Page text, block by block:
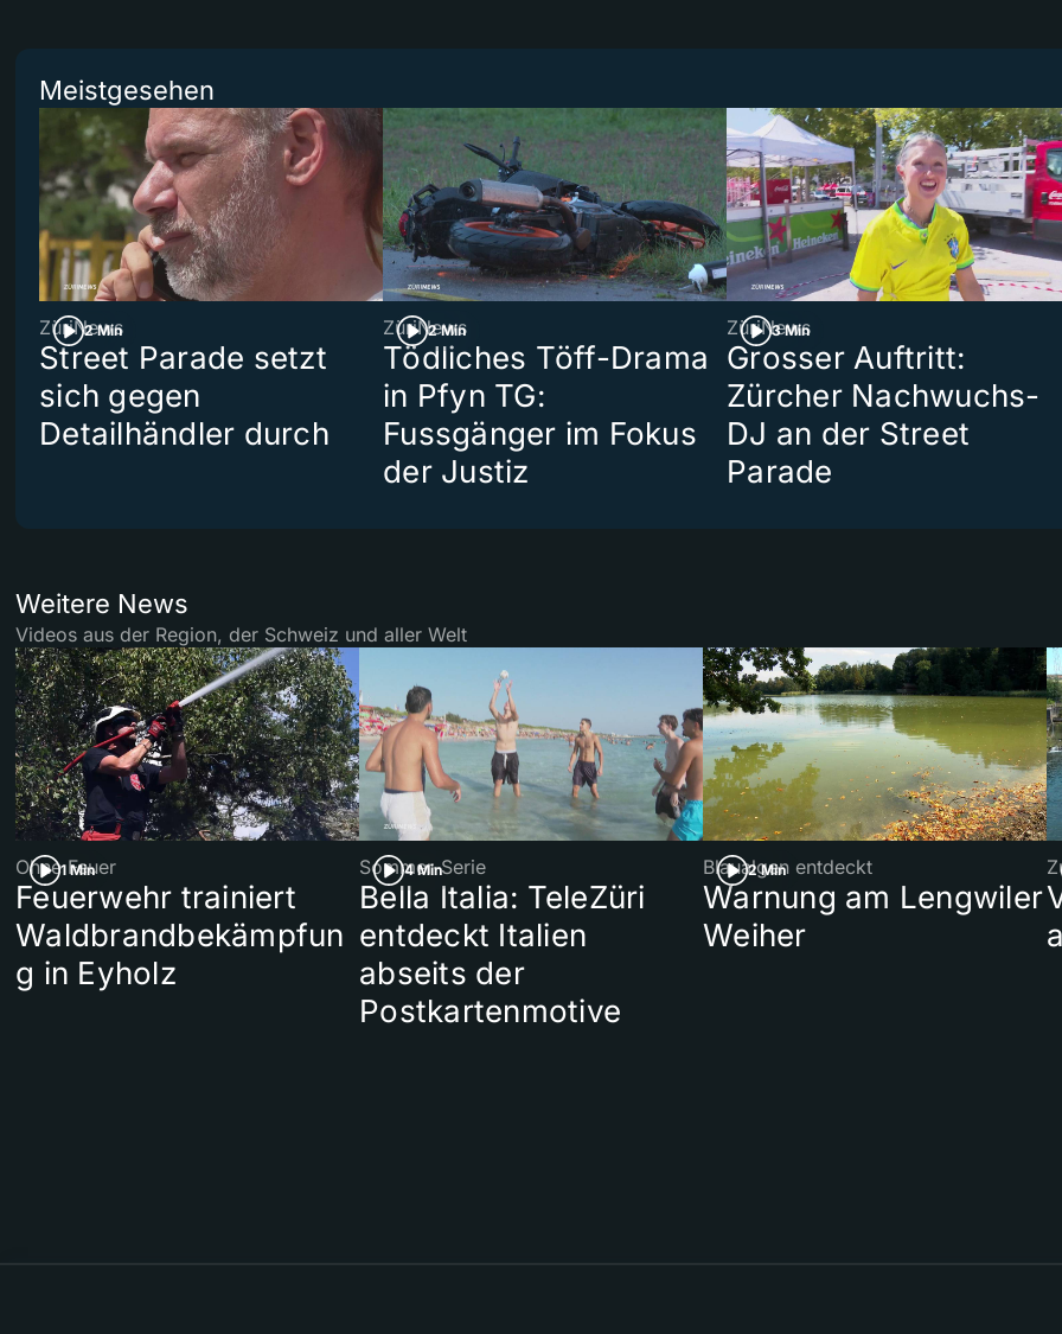
Meistgesehen
2 Min
ZüriNews
Street Parade setzt
sich gegen
Detailhändler durch
2 Min
ZüriNews
Tödliches Töff-Drama
in Pfyn TG:
Fussgänger im Fokus
der Justiz
3 Min
ZüriNews
Grosser Auftritt:
Zürcher Nachwuchs-
DJ an der Street
Parade
Weitere News
Videos aus der Region, der Schweiz und aller Welt
1 Min
Ohne Feuer
Feuerwehr trainiert
Waldbrandbekämpfun
g in Eyholz
4 Min
Sommer-Serie
Bella Italia: TeleZüri
entdeckt Italien
abseits der
Postkartenmotive
2 Min
Blaualgen entdeckt
Warnung am Lengwiler
Weiher